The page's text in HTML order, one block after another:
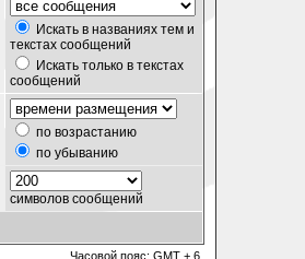
Искать в названиях тем и
текстах сообщений
Искать только в текстах
сообщений
по возрастанию
по убыванию
символов сообщений
Часовой пояс: GMT + 6